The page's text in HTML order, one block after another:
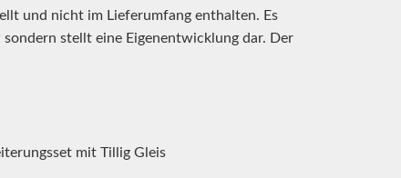
und nicht im Lieferumfang enthalten. Es
stellt eine Eigenentwicklung dar. Der
mit Tillig Gleis